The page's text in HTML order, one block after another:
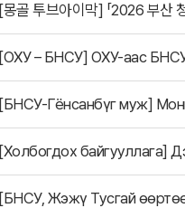
[몽골 투브아이막] 「2026 부산
[ОХУ – БНСУ] ОХУ-аас
[БНСУ-Гёнсанбүг муж]
[Холбогдох байгууллага]
[БНСУ, Жэжү Тусгай